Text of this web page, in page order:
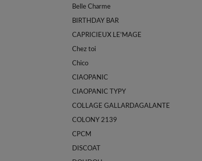
Belle Charme
BIRTHDAY BAR
CAPRICIEUX LE'MAGE
Chez toi
Chico
CIAOPANIC
CIAOPANIC TYPY
COLLAGE GALLARDAGALANTE
COLONY 2139
CPCM
DISCOAT